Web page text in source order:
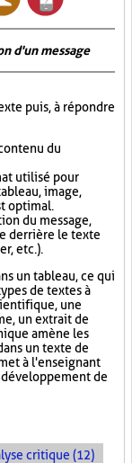
d'un message
puis, à répondre
du
utilisé pour
image,
optimal.
du message,
derrière le texte
etc.).
un tableau, ce qui
de textes à
une
un extrait de
amène les
un texte de
à l'enseignant
de
critique (12)